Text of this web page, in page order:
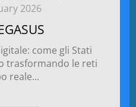
2026
come gli Stati
trasformando le reti
reale...